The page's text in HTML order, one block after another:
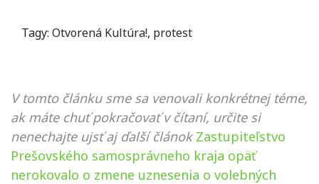
Tagy: Otvorená Kultúra!, protest
V tomto článku sme sa venovali konkrétnej téme,
ak máte chuť pokračovať v čítaní, určite si
nenechajte ujsť aj ďalší článok Zastupiteľstvo
Prešovského samosprávneho kraja opäť
nerokovalo o zmene uznesenia o volebných